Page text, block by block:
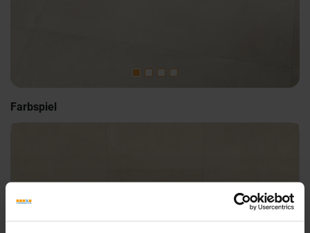
Farbspiel